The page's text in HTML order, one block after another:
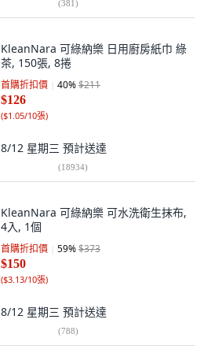
(381 )
KleanNara 可綠納樂 日用廚房紙巾 綠
茶, 150張, 8捲
首購折扣價 40%$211
$126
($1.05/10張)
8/12 星期三 預計送達
(18934)
KleanNara 可綠納樂 可水洗衛生抹布,
4入, 1個
首購折扣價 59%$373
$150
($3.13/10張)
8/12 星期三 預計送達
(788)